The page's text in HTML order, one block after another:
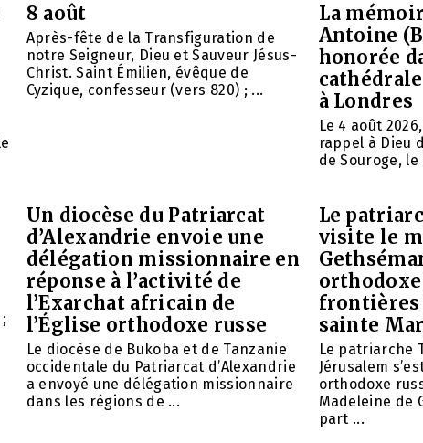
8 août
Après-fête de la Transfiguration de
notre Seigneur, Dieu et Sauveur Jésus-
Christ. Saint Émilien, évêque de
Cyzique, confesseur (vers 820) ; ...
La
Antoine
honorée
à Londres
Le 4 août
rappel à Dieu
de Souroge,
Un diocèse du Patriarcat
d’Alexandrie envoie une
délégation missionnaire en
réponse à l’activité de
l’Exarchat africain de
l’Église orthodoxe russe
Le diocèse de Bukoba et de Tanzanie
occidentale du Patriarcat d’Alexandrie
a envoyé une délégation missionnaire
dans les régions de ...
Le
visite le
frontières
sainte
Le patriarche
Jérusalem
orthodoxe
Madeleine de
part ...